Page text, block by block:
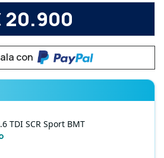
20.900
con
TDI SCR Sport BMT